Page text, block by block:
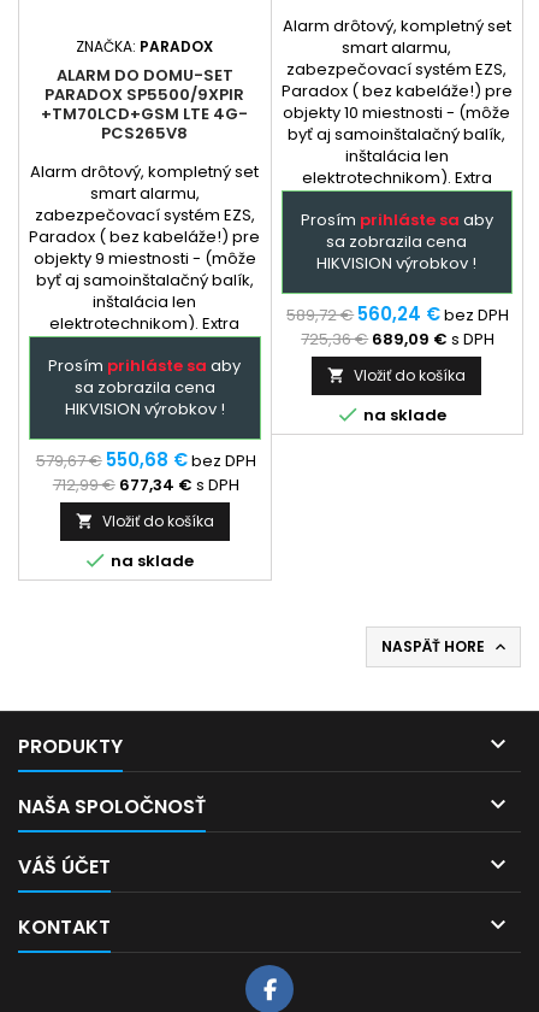
ZNAČKA: PARADOX
ALARM DO DOMU-SET
PARADOX SP5500/9XPIR
+TM70LCD+GSM LTE 4G-
PCS265V8
Alarm drôtový, kompletný set
smart alarmu,
zabezpečovací systém EZS,
Paradox ( bez kabeláže!) pre
objekty 9 miestnosti - (môže
byť aj samoinštalačný balík,
inštalácia len
elektrotechnikom). Extra
služba - podľa
dohody: dopredu
naprogramovaná ústredňa a
GSM + prehladný manual
hlavným prvkom
zabezpečovacieho systému
Paradox,...
Prosím prihláste sa aby
sa zobrazila cena
HIKVISION výrobkov !
579,67 € 550,68 €bez DPH
712,99 € 677,34 € s DPH
 Vložiť do košíka
 na sklade
Alarm drôtový, kompletný set
smart alarmu,
zabezpečovací systém EZS,
Paradox ( bez kabeláže!) pre
objekty 10 miestnosti - (môže
byť aj samoinštalačný balík,
inštalácia len
elektrotechnikom). Extra
služba - podľa
dohody: dopredu
naprogramovaná ústredňa a
GSM + prehladný manual
hlavným prvkom
zabezpečovacieho systému
Paradox,...
Prosím prihláste sa aby
sa zobrazila cena
HIKVISION výrobkov !
589,72 €560,24 €bez DPH
725,36 €689,09 € s DPH
 Vložiť do košíka
 na sklade
NASPÄŤ HORE 
PRODUKTY 
NAŠA SPOLOČNOSŤ 
VÁŠ ÚČET 
KONTAKT 